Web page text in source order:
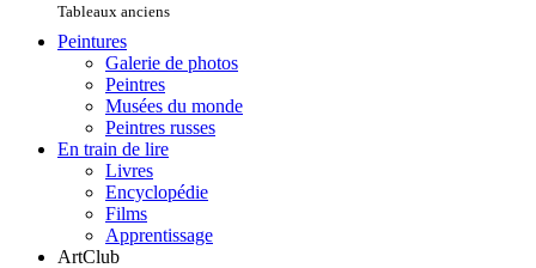
Tableaux anciens
Peintures
Galerie de photos
Peintres
Musées du monde
Peintres russes
En train de lire
Livres
Encyclopédie
Films
Apprentissage
ArtClub